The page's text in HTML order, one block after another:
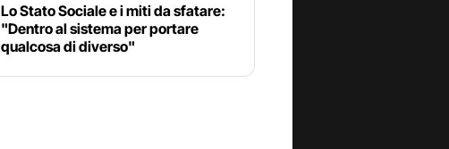
Lo Stato Sociale e i miti da sfatare:
"Dentro al sistema per portare
qualcosa di diverso"